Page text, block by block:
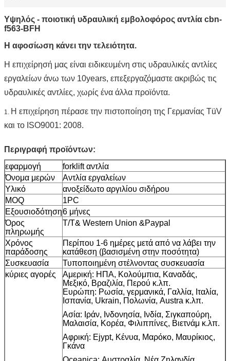
Υψηλός - ποιοτική υδραυλική εμβολοφόρος αντλία cbn-
f563-BFH
Η αφοσίωση κάνει την τελειότητα.
Η επιχείρησή μας είναι ειδικευμένη στις υδραυλικές αντλίες
εργαλείων άνω των 10years, επεξεργαζόμαστε ακριβώς τις
υδραυλικές αντλίες, χωρίς ένα άλλα προϊόντα.
1. Η επιχείρηση πέρασε την πιστοποίηση της Γερμανίας TüV
και το ISO9001: 2008.
Περιγραφή προϊόντων:
εφαρμογή
forklift αντλία
Όνομα μερών
Αντλία εργαλείων
Υλικό
ανοξείδωτο αργιλίου σιδήρου
MOQ
1PC
Εξουσιοδότηση6 μήνες
Όρος
πληρωμής
T/T& Western Union &Paypal
Χρόνος
παράδοσης
Περίπου 1-6 ημέρες μετά από να λάβει την
κατάθεση (βασισμένη στην ποσότητα)
Συσκευασία
Τυποποιημένη στέλνοντας συσκευασία
κύριες αγορές
Αμερική: ΗΠΑ, Κολούμπια, Καναδάς,
Μεξικό, Βραζιλία, Περού κ.λπ.
Ευρώπη: Ρωσία, γερμανικά, Γαλλία, Ιταλία,
Ισπανία, Ukrain, Πολωνία, Austra κ.λπ.
Ασία: Ιράν, Ινδονησία, Ινδία, Σιγκαπούρη,
Μαλαισία, Κορέα, Φιλιππίνες, Βιετνάμ κ.λπ.
Αφρική: Ejypt, Κένυα, Μαρόκο, Μαυρίκιος,
Γκάνα